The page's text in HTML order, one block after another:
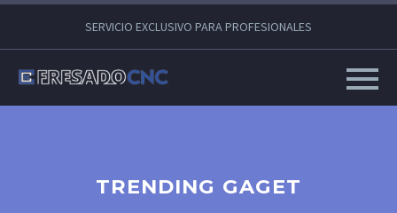
SERVICIO EXCLUSIVO PARA PROFESIONALES
TRENDING GAGET